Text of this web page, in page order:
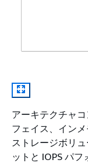
アーキテクチャ
フェイス、インメ
ストレージボリ
ットと IOPS パ